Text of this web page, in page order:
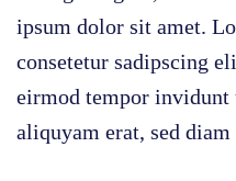
ipsum dolor sit amet.
consetetur sadipscing
eirmod tempor invidunt
aliquyam erat, sed